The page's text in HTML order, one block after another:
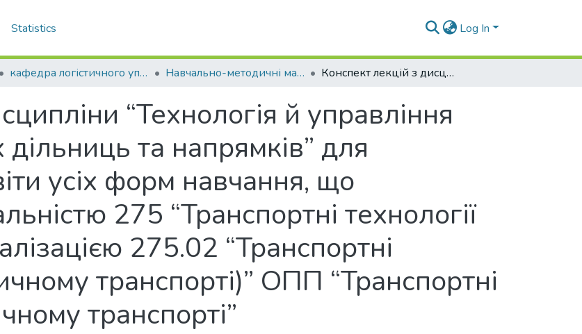
Statistics Log In
кафедра логістичного управління та безпеки руху на транспорті Навчально-методичні матеріали (КЛУБРТ) Конспект лекцій з дисципліни “Технологія й управління роботою залізничних дільниць та напрямків” для здобувачів вищої освіти усіх форм навчання, що навчаються за спеціальністю 275 “Транспортні технології (за видами)” за спеціалізацією 275.02 “Транспортні технології (на залізничному транспорті)” ОПП “Транспортні технології на залізничному транспорті”
“Технологія й управління
та напрямків” для
усіх форм навчання, що
275 “Транспортні технології
275.02 “Транспортні
транспорті)” ОПП “Транспортні
транспорті”